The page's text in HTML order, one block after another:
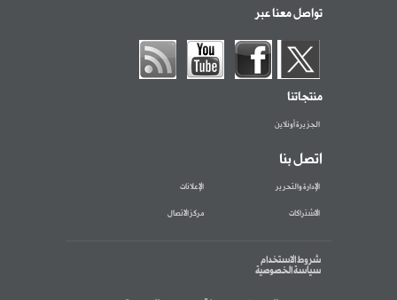
تواصل معنا عبر
منتجاتنا
الجزيرة أونلاين
اتصل بنا
الإدارة والتحرير الإعلانات
الاشتراكات مركز الاتصال
شروط الاستخدام
سياسة الخصوصية